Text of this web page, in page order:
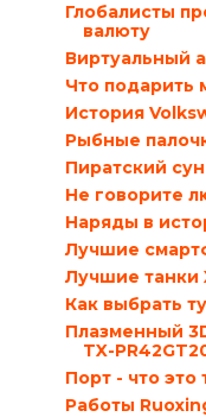
Глобалисты
валюту
Виртуальный
Что подарить
История
Рыбные
Пиратский
Не говорите
Наряды в
Лучшие
Лучшие танки
Как выбрать
Плазменный
TX-
Порт - что это
Работы